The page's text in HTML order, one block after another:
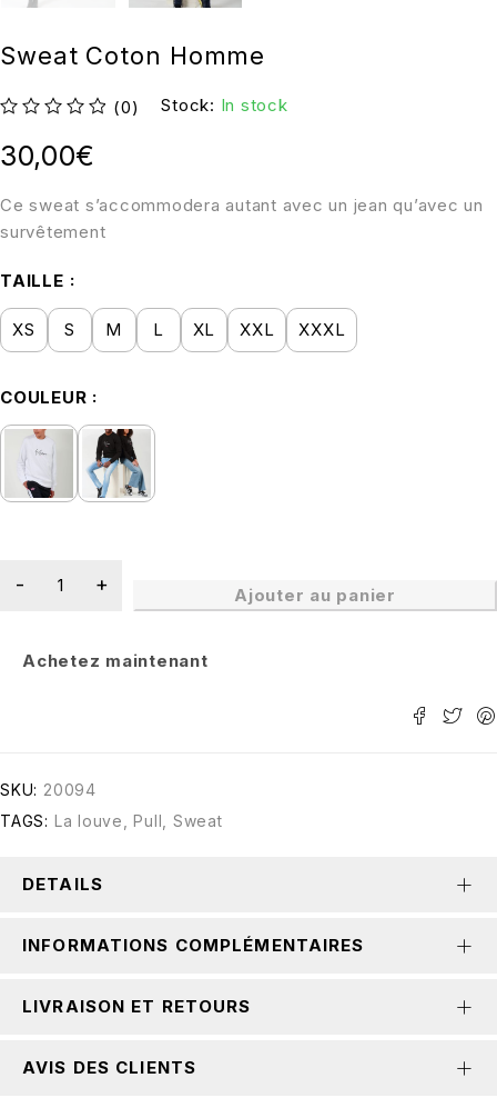
Sweat Coton Homme
(0) Stock: In stock
Ce sweat s’accommodera autant avec un jean qu’avec un
survêtement
30,00€
TAILLE
XS S M L XL XXL XXXL
COULEUR
Ajouter au panier
Achetez maintenant
SKU: 20094
TAGS: La louve ,Pull Sweat
DETAILS
INFORMATIONS COMPLÉMENTAIRES
LIVRAISON ET RETOURS
AVIS DES CLIENTS